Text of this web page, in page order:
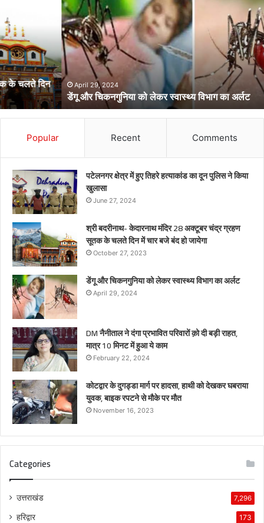
को
लेकर
स्वास्थ्य
विभाग
का
अर्लटApril 29, 2024
डेंगू और चिकनगुनिया को लेकर स्वास्थ्य विभाग का अर्लट
Popular Recent Comments
पटेलनगर क्षेत्र में हुए तिहरे हत्याकांड का दून पुलिस ने किया
खुलासा
June 27, 2024
श्री बदरीनाथ- केदारनाथ मंदिर 28 अक्टूबर चंद्र ग्रहण
सूतक के चलते दिन में चार बजे बंद हो जायेगा
October 27, 2023
डेंगू और चिकनगुनिया को लेकर स्वास्थ्य विभाग का अर्लट
April 29, 2024
DM नैनीताल ने दंगा प्रभावित परिवारों क़ो दी बड़ी राहत,
मात्र 10 मिनट में हुआ ये काम
February 22, 2024
कोटद्वार के दुगड्डा मार्ग पर हादसा, हाथी को देखकर घबराया
युवक, बाइक रपटने से मौके पर मौत
November 16, 2023
Categories
उत्तराखंड 7,296
हरिद्वार 173